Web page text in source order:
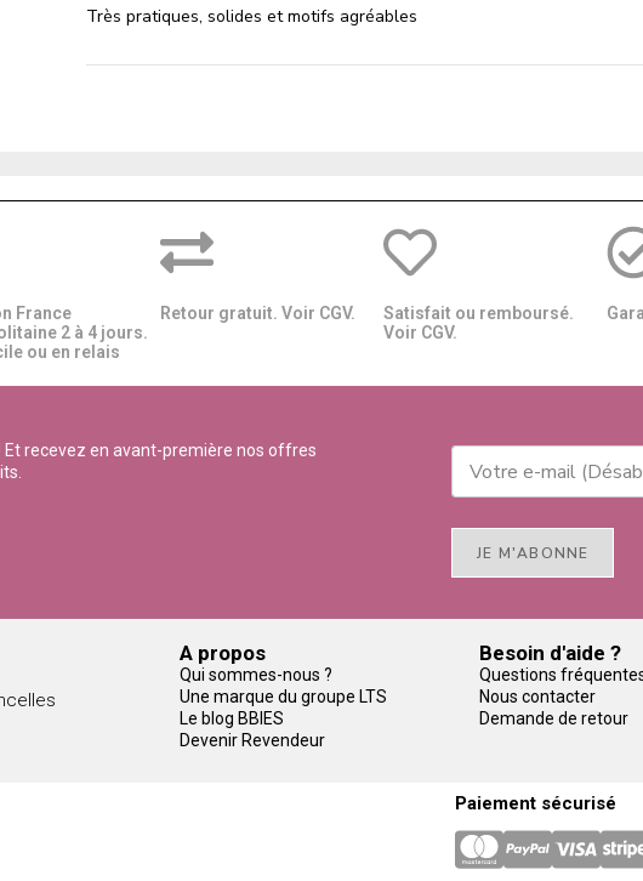
Très pratiques, solides et motifs agréables
France
2 à 4 jours.
ou en relais​​
Retour gratuit. Voir CGV.
Satisfait ou remboursé.
Voir CGV.
recevez en avant-première nos offres
JE M'ABONNE
A propos
Qui sommes-nous ?
Une marque du groupe LTS
Le blog BBIES
Devenir Revendeur
Besoin d'aide ?
Questions
Nous contacter
Demande de retour
Paiement sécurisé